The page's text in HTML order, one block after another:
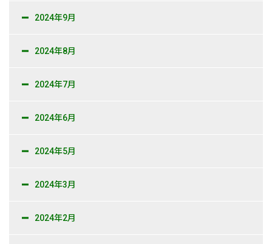
2024年9月
2024年8月
2024年7月
2024年6月
2024年5月
2024年3月
2024年2月